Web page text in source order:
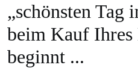
„schönsten Tag
beim Kauf Ihres
beginnt ...